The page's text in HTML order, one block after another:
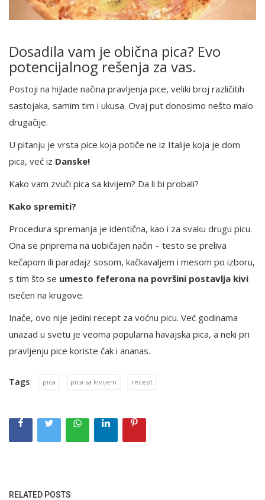
Dosadila vam je obična pica? Evo
potencijalnog rešenja za vas.
Postoji na hijlade načina pravljenja pice, veliki broj različitih
sastojaka, samim tim i ukusa. Ovaj put donosimo nešto malo
drugačije.
U pitanju je vrsta pice koja potiče ne iz Italije koja je dom
pica, već iz Danske!
Kako vam zvuči pica sa kivijem? Da li bi probali?
Kako spremiti?
Procedura spremanja je identična, kao i za svaku drugu picu.
Ona se priprema na uobičajen način – testo se preliva
kečapom ili paradajz sosom, kačkavaljem i mesom po izboru,
s tim što se umesto feferona na površini postavlja kivi
isečen na krugove.
Inače, ovo nije jedini recept za voćnu picu. Već godinama
unazad u svetu je veoma popularna havajska pica, a neki pri
pravljenju pice koriste čak i ananas.
Tags pica pica sa kivijem recept
RELATED POSTS